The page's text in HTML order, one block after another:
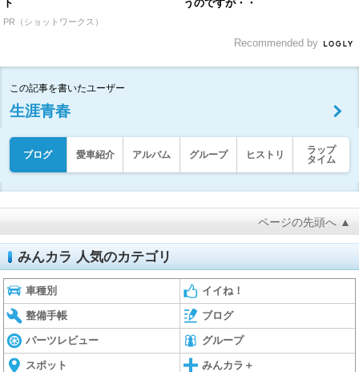
ト
PR（ショットワークス）
うのですが・・
Recommended by
この記事を書いたユーザー
生涯青春
ブログ 愛車紹介 アルバム グループ ヒストリ
ラップ
タイム
ページの先頭へ ▲
みんカラ 人気のカテゴリ
車種別 イイね！
整備手帳 ブログ
パーツレビュー グループ
スポット みんカラ＋